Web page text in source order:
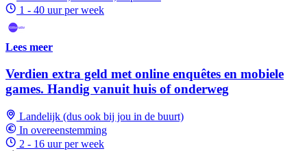
1 - 40 uur per week
Lees meer
Verdien extra geld met online enquêtes en mobiele
games. Handig vanuit huis of onderweg
Landelijk (dus ook bij jou in de buurt)
In overeenstemming
2 - 16 uur per week